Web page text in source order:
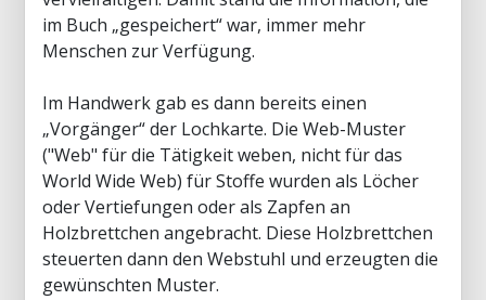
im Buch „gespeichert“ war, immer mehr
Menschen zur Verfügung.
Im Handwerk gab es dann bereits einen
„Vorgänger“ der Lochkarte. Die Web-Muster
("Web" für die Tätigkeit weben, nicht für das
World Wide Web) für Stoffe wurden als Löcher
oder Vertiefungen oder als Zapfen an
Holzbrettchen angebracht. Diese Holzbrettchen
steuerten dann den Webstuhl und erzeugten die
gewünschten Muster.